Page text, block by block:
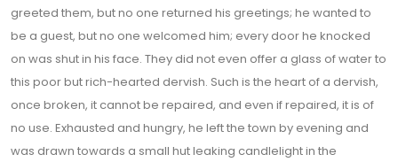
greeted them, but no one returned his greetings; he wanted to
be a guest, but no one welcomed him; every door he knocked
on was shut in his face. They did not even offer a glass of water to
this poor but rich-hearted dervish. Such is the heart of a dervish,
once broken, it cannot be repaired, and even if repaired, it is of
no use. Exhausted and hungry, he left the town by evening and
was drawn towards a small hut leaking candlelight in the